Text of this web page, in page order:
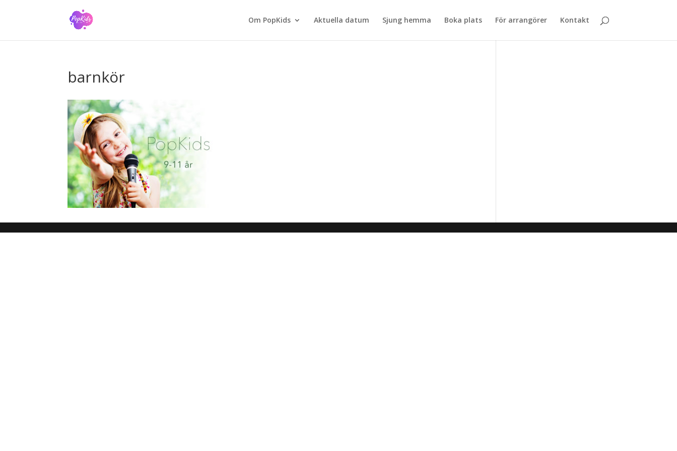
Om PopKids Aktuella datum Sjung hemma Boka plats För arrangörer Kontakt
barnkör